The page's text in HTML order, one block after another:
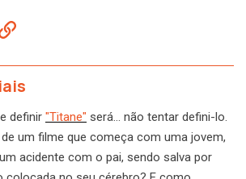
definir "Titane" será… não tentar defini-lo.
um filme que começa com uma jovem,
acidente com o pai, sendo salva por